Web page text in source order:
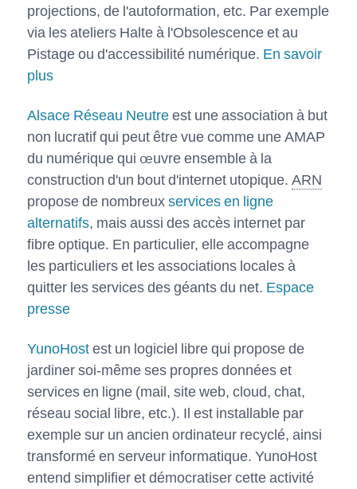
projections, de l'autoformation, etc. Par exemple
via les ateliers Halte à l'Obsolescence et au
Pistage ou d'accessibilité numérique. En savoir
plus
Alsace Réseau Neutreest une association à but
non lucratif qui peut être vue comme une AMAP
du numérique qui œuvre ensemble à la
construction d'un bout d'internet utopique. ARN
propose de nombreuxservices en ligne
alternatifs, mais aussi des accès internet par
fibre optique. En particulier, elle accompagne
les particuliers et les associations locales à
quitter les services des géants du net. Espace
presse
YunoHostest un logiciel libre qui propose de
jardiner soi-même ses propres données et
services en ligne (mail, site web, cloud, chat,
réseau social libre, etc.). Il est installable par
exemple sur un ancien ordinateur recyclé, ainsi
transformé en serveur informatique. YunoHost
entend simplifier et démocratiser cette activité